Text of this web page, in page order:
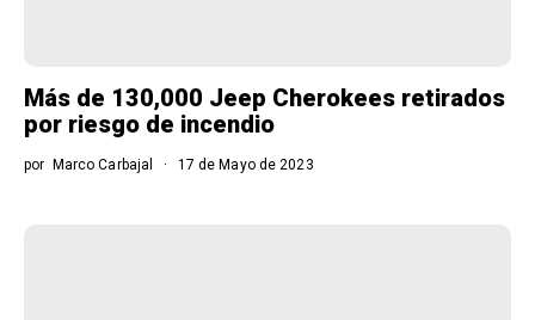
Más de 130,000 Jeep Cherokees retirados
por riesgo de incendio
por Marco Carbajal 17 de Mayo de 2023